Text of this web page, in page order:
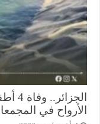
الجزائر..
في المجمعات